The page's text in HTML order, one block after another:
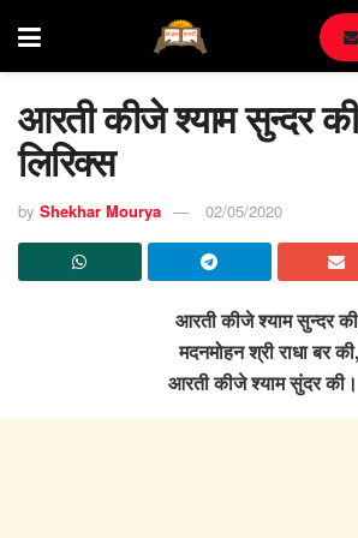
आरती कीजे श्याम सुन्दर
लिरिक्स
by Shekhar Mourya 02/05/2020
आरती कीजे श्याम सुन्दर
मदनमोहन श्री राधा बर की,
आरती कीजे श्याम सुंदर